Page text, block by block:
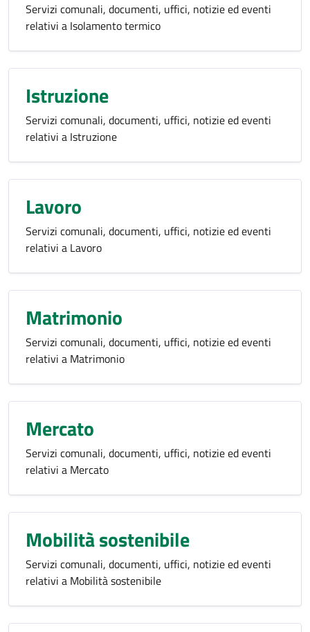
Servizi comunali, documenti, uffici, notizie ed eventi
relativi a Isolamento termico
Istruzione
Servizi comunali, documenti, uffici, notizie ed eventi
relativi a Istruzione
Lavoro
Servizi comunali, documenti, uffici, notizie ed eventi
relativi a Lavoro
Matrimonio
Servizi comunali, documenti, uffici, notizie ed eventi
relativi a Matrimonio
Mercato
Servizi comunali, documenti, uffici, notizie ed eventi
relativi a Mercato
Mobilità sostenibile
Servizi comunali, documenti, uffici, notizie ed eventi
relativi a Mobilità sostenibile